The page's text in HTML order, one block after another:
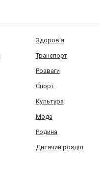
Здоров'я
Транспорт
Розваги
Спорт
Культура
Мода
Родина
Дитячий розділ